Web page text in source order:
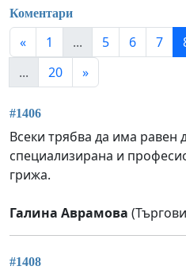
Коментари
« 1 ... 5 6 7
...
20 »
#1406
Всеки трябва да има равен
специализирана и
грижа.
Галина Аврамова
#1408